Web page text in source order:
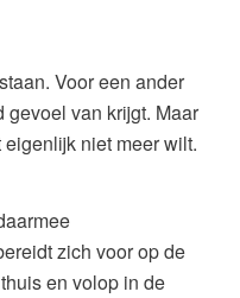
Voor een ander
van krijgt. Maar
niet meer wilt.
zich voor op de
en volop in de